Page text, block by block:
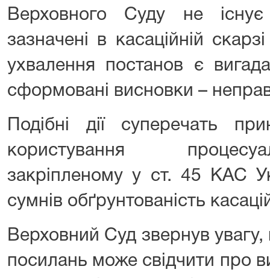
Верховного Суду не
зазначені в касаційній
ухвалення постанов є
сформовані висновки –
Подібні дії суперечать
користування
закріпленому у ст. 45 КАС
сумнів обґрунтованість
Верховний Суд звернув
посилань може свідчити про